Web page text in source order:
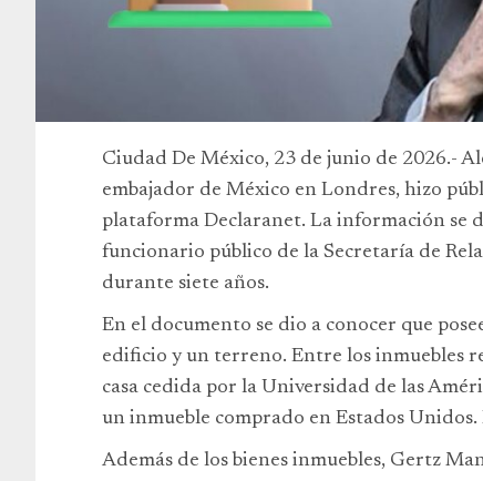
Ciudad De México, 23 de junio de 2026.-
embajador de México en Londres, hizo
plataforma Declaranet. La información se
funcionario público de la Secretaría de
durante siete años.
En el documento se dio a conocer que
edificio y un terreno. Entre los inmuebles
casa cedida por la Universidad de las
un inmueble comprado en Estados
Además de los bienes inmuebles, Gertz